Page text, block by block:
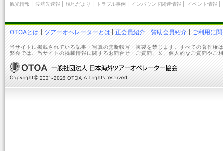
観光情報 渡航先速報 現地だより トラブル事例 インバウンド関連情報 イベント情報
OTOAとは ツアーオペレーターとは 正会員紹介 賛助会員紹介 ご利用に
当サイトに掲載されている記事・写真の無断転写・複製を禁じます。すべての著作権
弊会では、当サイトの掲載情報に関するお問合せ・ご質問、又、個人的なご質問やご